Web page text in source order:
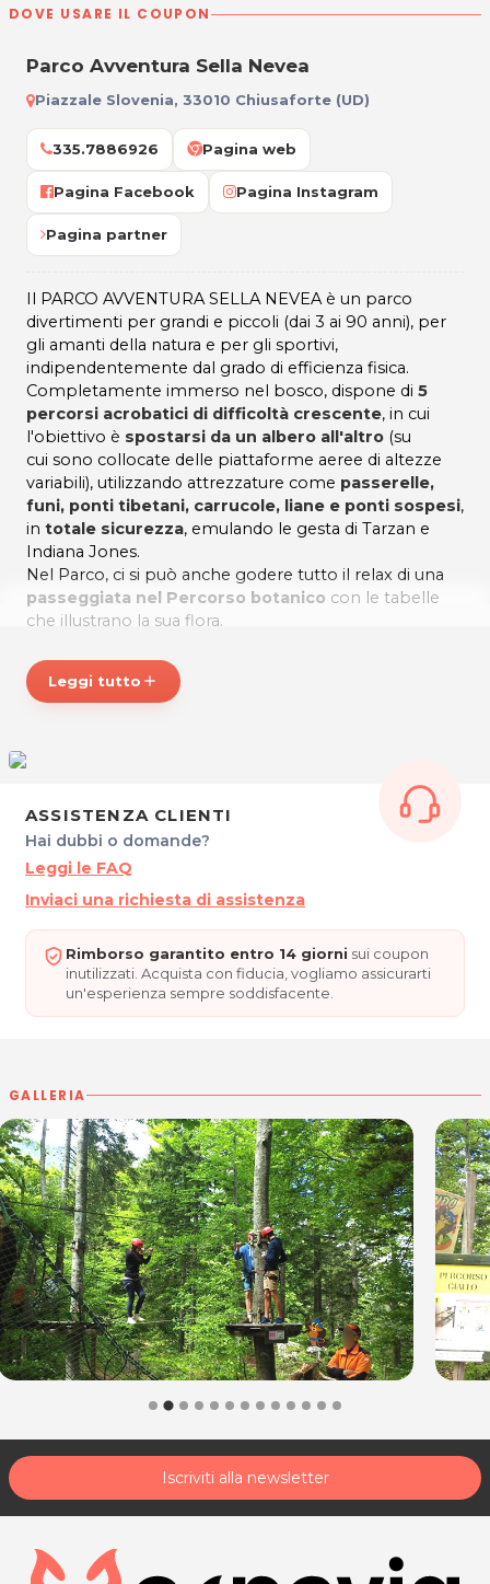
DOVE USARE IL COUPON
Parco Avventura Sella Nevea
Piazzale Slovenia, 33010 Chiusaforte (UD)
335.7886926 Pagina web
Pagina Facebook Pagina Instagram
Pagina partner
Il PARCO AVVENTURA SELLA NEVEA è un parco
divertimenti per grandi e piccoli (dai 3 ai 90 anni), per
gli amanti della natura e per gli sportivi,
indipendentemente dal grado di efficienza fisica.
Completamente immerso nel bosco, dispone di 5
percorsi acrobatici di difficoltà crescente, in cui
l'obiettivo è spostarsi da un albero all'altro (su
cui sono collocate delle piattaforme aeree di altezze
variabili), utilizzando attrezzature come passerelle,
funi, ponti tibetani, carrucole, liane e ponti sospesi,
in totale sicurezza, emulando le gesta di Tarzan e
Indiana Jones.
Nel Parco, ci si può anche godere tutto il relax di una
passeggiata nel Percorso botanico con le tabelle
che illustrano la sua flora.
Prova le emozionanti sensazioni del Tarzaning, nel
primo Parco Avventura costruito nel FVG!
Luglio – Agosto: 10.00 – 19.00 su prenotazione
Altri periodi dell’anno su prenotazione solo per gruppi
Ultimo ingresso: 2 ore prima della chiusura del parco.
Piazzale Slovenia
33010 Chiusaforte - Loc. Sella Nevea
c/o Scuola Sci
Tel. 335 7886926
acquisto scrivi a
Leggi tutto add
ASSISTENZA CLIENTI
Hai dubbi o domande?
Leggi le FAQ
Inviaci una richiesta di assistenza
Rimborso garantito entro 14 giorni sui coupon
inutilizzati. Acquista con fiducia, vogliamo assicurarti
un'esperienza sempre soddisfacente.
GALLERIA
Iscriviti alla newsletter